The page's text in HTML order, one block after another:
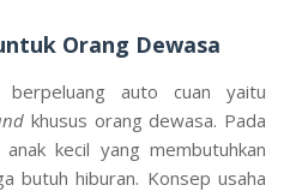
Orang Dewasa
berpeluang auto cuan yaitu
khusus orang dewasa. Pada
kecil yang membutuhkan
butuh hiburan. Konsep usaha